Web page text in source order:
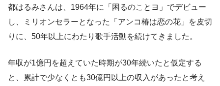
都はるみさんは、1964年に「困るのことヨ」でデビュー
し、ミリオンセラーとなった「アンコ椿は恋の花」を皮切
りに、50年以上にわたり歌手活動を続けてきました。
年収が1億円を超えていた時期が30年続いたと仮定する
と、累計で少なくとも30億円以上の収入があったと考え